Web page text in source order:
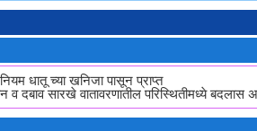
धातू च्या खनिजा पासून प्राप्त
व दबाव सारखे वातावरणातील परिस्थितीमध्ये